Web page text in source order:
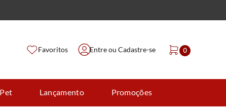
Favoritos Entre ou Cadastre-se 0
Lançamento Promoções